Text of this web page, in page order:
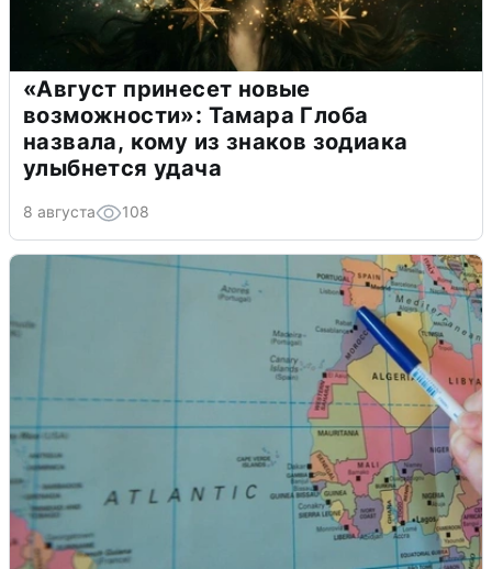
«Август принесет новые
возможности»: Тамара Глоба
назвала, кому из знаков зодиака
улыбнется удача
8 августа 108